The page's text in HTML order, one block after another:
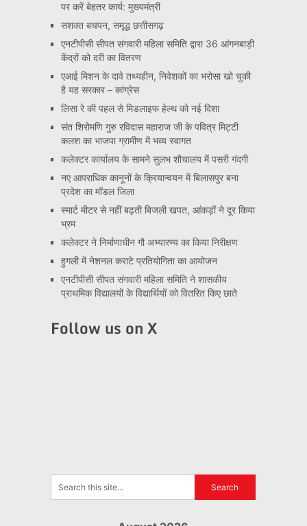
पर करें बेहतर कार्य: मुख्यमंत्री
सशक्त बचपन, समृद्ध छत्तीसगढ़
एनटीपीसी सीपत संगवारी महिला समिति द्वारा 36 आंगनबाड़ी
केंद्रों को दरी का वितरण
एआई मिशन के दावे तथ्यहीन, निवेशकों का भरोसा खो चुकी
है यह सरकार – कांग्रेस
लिसा रे की पहल से मिडलाइफ हेल्थ को नई दिशा
संत शिरोमणि गुरु रविदास महाराज जी के पवित्र मिट्टी
कलश का भाजपा ग्रामीण में भव्य स्वागत
कलेक्टर कार्यालय के सामने सुलभ शौचालय में पसरी गंदगी
नए आपराधिक कानूनों के क्रियान्वयन में बिलासपुर बना
प्रदेश का मॉडल जिला
स्मार्ट मीटर से नहीं बढ़ती बिजली खपत, आंकड़ों ने दूर किया
भ्रम
कलेक्टर ने निर्माणाधीन गौ अभ्यारण्य का किया निरीक्षण
हुगली में नेशनल कराटे प्रतियोगिता का आयोजन
एनटीपीसी सीपत संगवारी महिला समिति ने शासकीय
प्राथमिक विद्यालयों के विद्यार्थियों को वितरित किए छाते
Follow us on X